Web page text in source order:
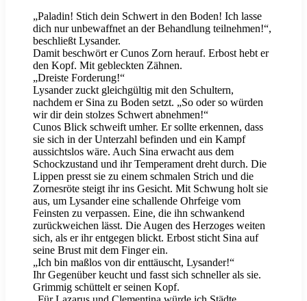
„Paladin! Stich dein Schwert in den Boden! Ich lasse
dich nur unbewaffnet an der Behandlung teilnehmen!“,
beschließt Lysander.
Damit beschwört er Cunos Zorn herauf. Erbost hebt er
den Kopf. Mit gebleckten Zähnen.
„Dreiste Forderung!“
Lysander zuckt gleichgültig mit den Schultern,
nachdem er Sina zu Boden setzt. „So oder so würden
wir dir dein stolzes Schwert abnehmen!“
Cunos Blick schweift umher. Er sollte erkennen, dass
sie sich in der Unterzahl befinden und ein Kampf
aussichtslos wäre. Auch Sina erwacht aus dem
Schockzustand und ihr Temperament dreht durch. Die
Lippen presst sie zu einem schmalen Strich und die
Zornesröte steigt ihr ins Gesicht. Mit Schwung holt sie
aus, um Lysander eine schallende Ohrfeige vom
Feinsten zu verpassen. Eine, die ihn schwankend
zurückweichen lässt. Die Augen des Herzoges weiten
sich, als er ihr entgegen blickt. Erbost sticht Sina auf
seine Brust mit dem Finger ein.
„Ich bin maßlos von dir enttäuscht, Lysander!“
Ihr Gegenüber keucht und fasst sich schneller als sie.
Grimmig schüttelt er seinen Kopf.